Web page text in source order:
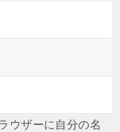
ウザーに自分の名